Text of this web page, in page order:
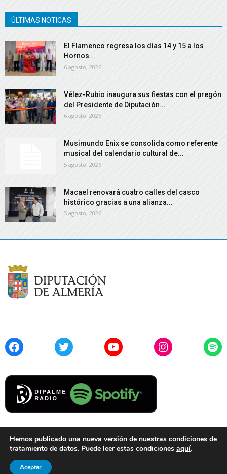
ÚLTIMAS NOTICAS
El Flamenco regresa los días 14 y 15 a los
Hornos...
6 agosto, 2026
Vélez-Rubio inaugura sus fiestas con el pregón
del Presidente de Diputación...
6 agosto, 2026
Musimundo Enix se consolida como referente
musical del calendario cultural de...
5 agosto, 2026
Macael renovará cuatro calles del casco
histórico gracias a una alianza...
5 agosto, 2026
FacebookTwitter YouTubeInstagram
Cookies
© 2021 Diputación de Almería. Todos los derechos reservados.
Hemos publicado una nueva versión de nuestras condiciones de
tratamiento de datos. Puede leer estas condiciones aquí.
Aceptar